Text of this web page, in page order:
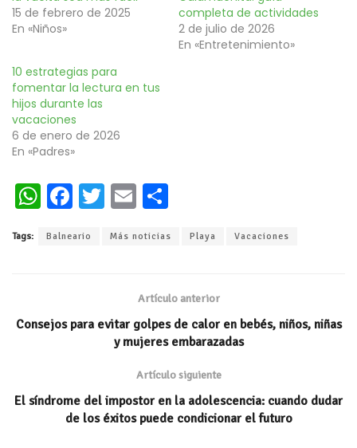
15 de febrero de 2025
En «Niños»
completa de actividades
2 de julio de 2026
En «Entretenimiento»
10 estrategias para
fomentar la lectura en tus
hijos durante las
vacaciones
6 de enero de 2026
En «Padres»
W
at
p
Fa
b
T
tt
E
ai m
ar
ti
r
Tags: Balneario Más noticias Playa Vacaciones
Artículo anterior
Consejos para evitar golpes de calor en bebés, niños, niñas
y mujeres embarazadas
Artículo siguiente
El síndrome del impostor en la adolescencia: cuando dudar
de los éxitos puede condicionar el futuro